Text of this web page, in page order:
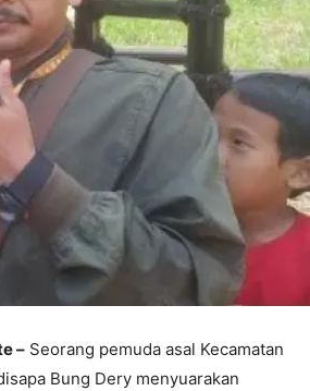
– Seorang pemuda asal Kecamatan
Bung Dery menyuarakan